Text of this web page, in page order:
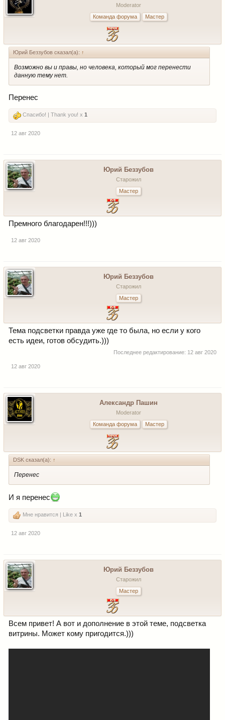
Moderator
Команда форума
Мастер
Юрий Беззубов сказал(а): ↑
Возможно вы и правы, но человека, который мог перенести
данную тему нет.
Перенес
Спасибо! | Thank you! x 1
12 авг 2020
Юрий Беззубов
Старожил
Мастер
Премного благодарен!!!)))
12 авг 2020
Юрий Беззубов
Старожил
Мастер
Тема подсветки правда уже где то была, но если у кого
есть идеи, готов обсудить.)))
Последнее редактирование: 12 авг 2020
12 авг 2020
Александр Пашин
Moderator
Команда форума
Мастер
DSK сказал(а): ↑
Перенес
И я перенес
Мне нравится | Like x 1
12 авг 2020
Юрий Беззубов
Старожил
Мастер
Всем привет! А вот и дополнение в этой теме, подсветка
витрины. Может кому пригодится.)))